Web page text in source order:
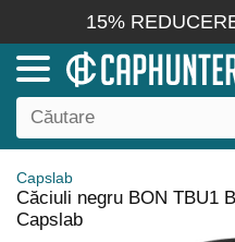
15%
Capslab
Căciuli negru BON TBU1
Capslab